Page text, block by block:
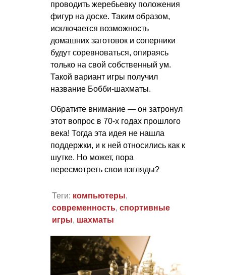
проводить жеребьевку положения
фигур на доске. Таким образом,
исключается возможность
домашних заготовок и соперники
будут соревноваться, опираясь
только на свой собственный ум.
Такой вариант игры получил
название Бобби-шахматы.
Обратите внимание — он затронул
этот вопрос в 70-х годах прошлого
века! Тогда эта идея не нашла
поддержки, и к ней относились как к
шутке. Но может, пора
пересмотреть свои взгляды?
Теги: компьютеры,
современность, спортивные
игры, шахматы